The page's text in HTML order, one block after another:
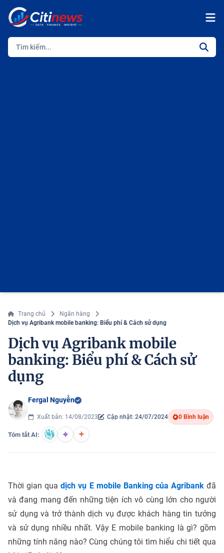
Trang chủ
Ngân hàng
Dịch vụ Agribank mobile banking: Biểu phí & Cách sử dụng
Dịch vụ Agribank mobile
banking: Biểu phí & Cách sử
dụng
Fergal Nguyễn
Xuất bản: 14/08/2023 Cập nhật: 24/07/2024 0 Bình luận
Tóm tắt AI:
Thời gian quadịch vụ E mobile Banking của Agribankđã
và đang mang đến những tiện ích vô cùng lớn cho người
sử dụng và trở thành dịch vụ được khách hàng tin tưởng
và sử dụng nhiều nhất. Vậy E mobile banking là gì? gồm
những tính năng nào? Cùng chúng tôi tìm hiểu chi tiết qua